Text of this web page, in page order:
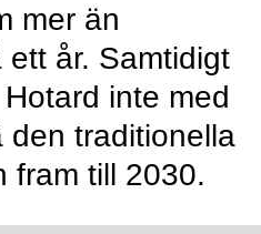
mer än
år. Samtidigt
inte med
den traditionella
fram till 2030.